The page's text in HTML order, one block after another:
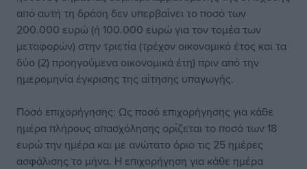
από αυτή τη δράση δεν υπερβαίνει το ποσό των
200.000 ευρώ (ή 100.000 ευρώ για τον τομέα των
μεταφορών) στην τριετία (τρέχον οικονομικό έτος και τα
δύο (2) προηγούμενα οικονομικά έτη) πριν από την
ημερομηνία έγκρισης της αίτησης υπαγωγής.
Ποσό επιχορήγησης: Ως ποσό επιχορήγησης για κάθε
ημέρα πλήρους απασχόλησης ορίζεται το ποσό των 18
ευρώ την ημέρα και με ανώτατο όριο τις 25 ημέρες
ασφάλισης το μήνα. Η επιχορήγηση για κάθε ημέρα